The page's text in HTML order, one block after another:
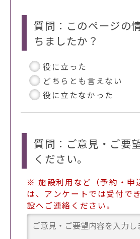
質問：このページの
ちましたか？
役に立った
どちらとも言えない
役に立たなかった
質問：ご意見・ご要
ください。
※ 施設利用など（予約・申
は、アンケートでは受付で
設へご連絡ください。